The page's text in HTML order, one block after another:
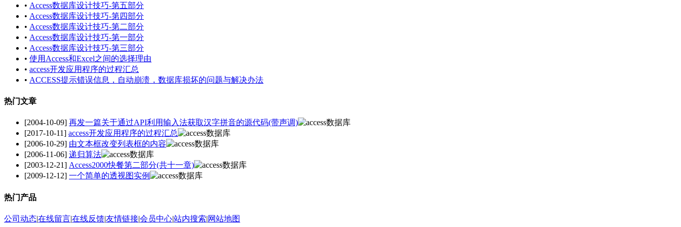
• Access数据库设计技巧-第五部分
• Access数据库设计技巧-第四部分
• Access数据库设计技巧-第二部分
• Access数据库设计技巧-第一部分
• Access数据库设计技巧-第三部分
• 使用Access和Excel之间的选择理由
• access开发应用程序的过程汇总
• ACCESS提示错误信息，自动崩溃，数据库损坏的问题与解决办法
热门文章
[2004-10-09] 再发一篇关于通过API利用输入法获取汉字拼音的源代码(带声调)
[2017-10-11] access开发应用程序的过程汇总
[2006-10-29] 由文本框改变列表框的内容
[2006-11-06] 递归算法
[2003-12-21] Access2000快餐第二部分(共十一章)
[2009-12-12] 一个简单的透视图实例
热门产品
公司动态|在线留言|在线反馈|友情链接|会员中心|站内搜索|网站地图